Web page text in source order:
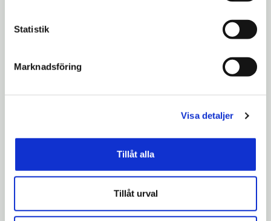
Statistik
Marknadsföring
Visa detaljer
Tillåt alla
Tillåt urval
som drev hantverk på gården och hyrde ut
Läs mer
Historien om ”Kusen” och Kusens
backe